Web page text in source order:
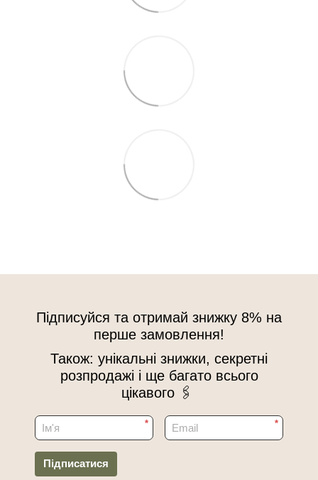
Підписуйся та отримай знижку 8% на
перше замовлення!
Також: унікальні знижки, секретні
розпродажі і ще багато всього
цікавого 🖇
* *
Підписатися